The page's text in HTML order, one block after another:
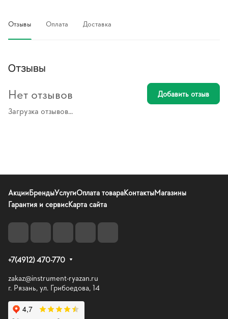
Отзывы Оплата Доставка
Отзывы
Загрузка отзывов...
Нет отзывов Добавить отзыв
АкцииБрендыУслугиОплата товараКонтактыМагазины
Гарантия и сервисКарта сайта
+7(4912) 470-770
zakaz@instrument-ryazan.ru
г. Рязань, ул. Грибоедова, 14